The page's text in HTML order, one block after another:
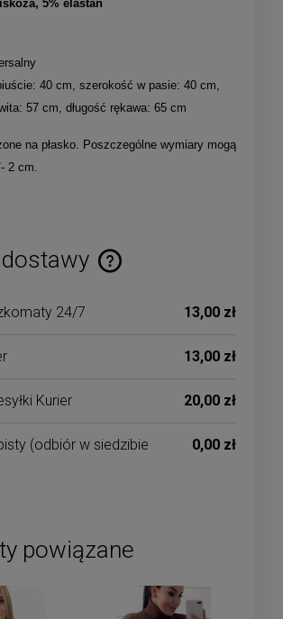
5% elastan
40 cm, szerokość w pasie: 40 cm,
57 cm, długość rękawa: 65 cm
na płasko. Poszczególne wymiary mogą
2 cm.
ewentualnych kosztów płatności
24/7 13,00 zł
13,00 zł
Kurier 20,00 zł
(odbiór w siedzibie
0,00 zł
powiązane